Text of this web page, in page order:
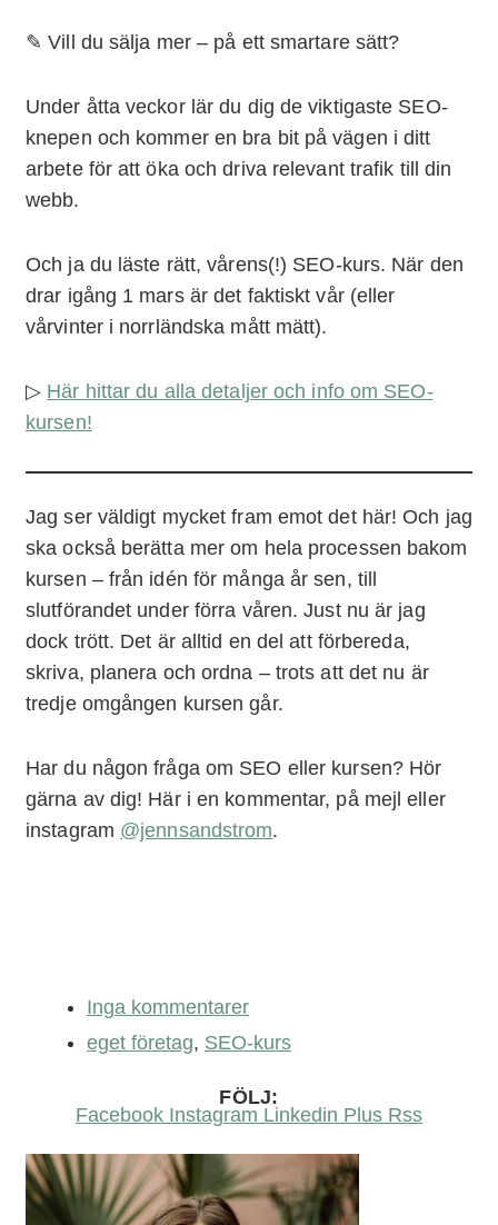
✎ Vill du sälja mer – på ett smartare sätt?
Under åtta veckor lär du dig de viktigaste SEO-
knepen och kommer en bra bit på vägen i ditt
arbete för att öka och driva relevant trafik till din
webb.
Och ja du läste rätt, vårens(!) SEO-kurs. När den
drar igång 1 mars är det faktiskt vår (eller
vårvinter i norrländska mått mätt).
▷ Här hittar du alla detaljer och info om SEO-
kursen!
Jag ser väldigt mycket fram emot det här! Och jag
ska också berätta mer om hela processen bakom
kursen – från idén för många år sen, till
slutförandet under förra våren. Just nu är jag
dock trött. Det är alltid en del att förbereda,
skriva, planera och ordna – trots att det nu är
tredje omgången kursen går.
Har du någon fråga om SEO eller kursen? Hör
gärna av dig! Här i en kommentar, på mejl eller
instagram @jennsandstrom.
Inga kommentarer
eget företag, SEO-kurs
FÖLJ:
Facebook Instagram Linkedin Plus Rss